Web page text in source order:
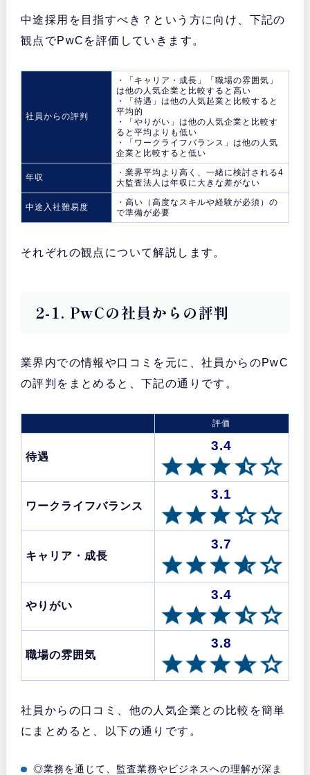
中途採用を目指すべき？という方に向け、下記の
観点でPwCを評価していきます。
社員からの評判
・「キャリア・成長」「職場の雰囲気」
は他の人気企業と比較すると高い
・「待遇」は他の人気起業と比較すると
平均的
・「やりがい」は他の人気企業と比較す
ると平均よりも低い
・「ワークライフバランス」は他の人気
企業と比較すると低い
年収
・業界平均より高く、一緒に検討される4
大監査法人は年収に大きな差がない
中途入社難易度
・高い（高度なスキルや経験が必須）の
で準備が必要
それぞれの観点について解説します。
2-1. PwCの社員からの評判
業界内での情報や口コミを元に、社員からのPwC
の評判をまとめると、下記の通りです。
評価
待遇
3.4
ワークライフバランス
3.1
キャリア・成長
3.7
やりがい
3.4
職場の雰囲気
3.8
社員からの口コミ、他の人気企業との比較を簡単
にまとめると、以下の通りです。
◎業務を通じて、監査業務やビジネスへの理解が深ま